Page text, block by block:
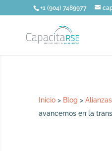
+1 (904) 7489977
Inicio > Blog >Alianzas
avancemos en la